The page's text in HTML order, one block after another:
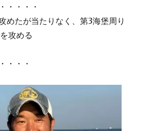
・・・・
めたが当たりなく、第3海堡周り
攻める
・・・